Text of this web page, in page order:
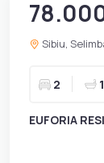
Sibiu,
2 1
EUFORIA